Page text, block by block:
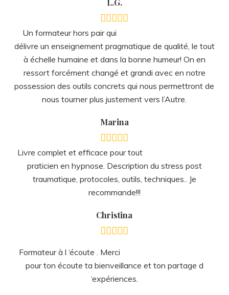
praticien en hypnose. Description du stress post
traumatique, protocoles, outils, techniques.. Je
recommande!!!
Christina
pour ton écoute ta bienveillance et ton partage d
‘expériences.
E.C.
Très bonne communication
Résultat très satisfaisant on en sort guéri et plus fort !
Je recommande fortement. Merci encore.
D